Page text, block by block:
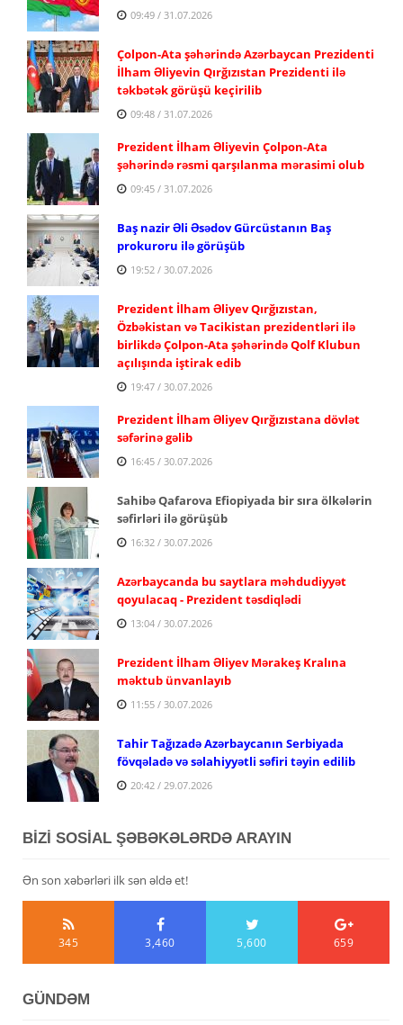
09:49 / 31.07.2026
Çolpon-Ata şəhərində Azərbaycan Prezidenti
İlham Əliyevin Qırğızıstan Prezidenti ilə
təkbətək görüşü keçirilib
09:48 / 31.07.2026
Prezident İlham Əliyevin Çolpon-Ata
şəhərində rəsmi qarşılanma mərasimi olub
09:45 / 31.07.2026
Baş nazir Əli Əsədov Gürcüstanın Baş
prokuroru ilə görüşüb
19:52 / 30.07.2026
Prezident İlham Əliyev Qırğızıstan,
Özbəkistan və Tacikistan prezidentləri ilə
birlikdə Çolpon-Ata şəhərində Qolf Klubun
açılışında iştirak edib
19:47 / 30.07.2026
Prezident İlham Əliyev Qırğızıstana dövlət
səfərinə gəlib
16:45 / 30.07.2026
Sahibə Qafarova Efiopiyada bir sıra ölkələrin
səfirləri ilə görüşüb
16:32 / 30.07.2026
Azərbaycanda bu saytlara məhdudiyyət
qoyulacaq - Prezident təsdiqlədi
13:04 / 30.07.2026
Prezident İlham Əliyev Mərakeş Kralına
məktub ünvanlayıb
11:55 / 30.07.2026
Tahir Tağızadə Azərbaycanın Serbiyada
fövqəladə və səlahiyyətli səfiri təyin edilib
20:42 / 29.07.2026
BİZİ SOSİAL ŞƏBƏKƏLƏRDƏ ARAYIN
Ən son xəbərləri ilk sən əldə et!
345 3,460 5,600 659
GÜNDƏM